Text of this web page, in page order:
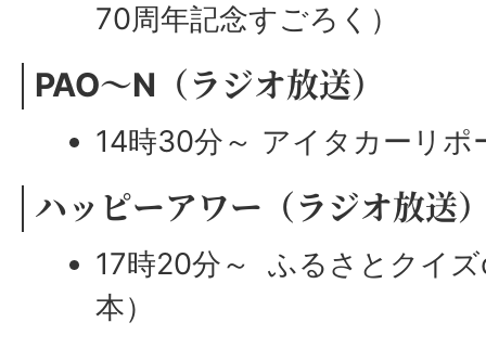
70周年記念すごろく）
PAO～N（ラジオ放送）
14時30分～ アイタカーリポ
ハッピーアワー（ラジオ放送
17時20分～ ふるさとクイ
本）